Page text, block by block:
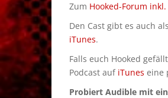
Zum Hooked-Forum
Den Cast gibt es auch als
iTunes.
Falls euch Hooked
Podcast auf iTunes eine
Probiert Audible mit